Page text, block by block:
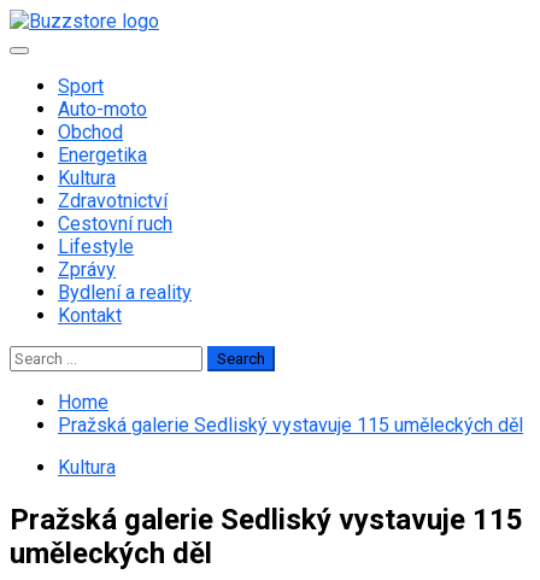
Skip
to
Primary
Sport
Auto-moto
Obchod
Energetika
Kultura
Zdravotnictví
Cestovní ruch
Lifestyle
Zprávy
Bydlení a reality
Kontakt
Search
for:
Home
Pražská galerie Sedliský vystavuje 115 uměleckých děl
Kultura
Pražská galerie Sedliský vystavuje 115
uměleckých děl